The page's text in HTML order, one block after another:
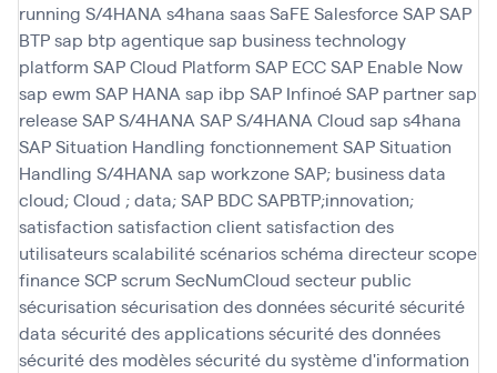
running S/4HANA s4hana saasSaFESalesforceSAPSAP
BTPsap btp agentiquesap business technology
platform SAP Cloud Platform SAP ECCSAP Enable Now
sap ewm SAP HANA sap ibp SAP InfinoéSAP partnersap
releaseSAP S/4HANA SAP S/4HANA Cloud sap s4hana
SAP Situation Handling fonctionnementSAP Situation
Handling S/4HANA sap workzoneSAP; business data
cloud; Cloud ; data; SAP BDCSAPBTP;innovation;
satisfaction satisfaction clientsatisfaction des
utilisateursscalabilitéscénariosschéma directeurscope
financeSCPscrum SecNumCloud secteur public
sécurisation sécurisation des donnéessécuritésécurité
data sécurité des applicationssécurité des données
sécurité des modèlessécurité du système d'information